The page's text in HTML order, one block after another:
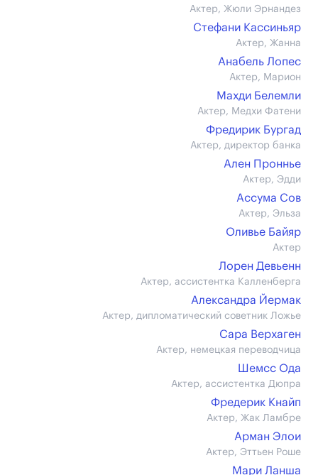
Актер, Жюли Эрнандез
Стефани Кассиньяр
Актер, Жанна
Анабель Лопес
Актер, Марион
Махди Белемли
Актер, Медхи Фатени
Фредирик Бургад
Актер, директор банка
Ален Проннье
Актер, Эдди
Ассума Сов
Актер, Эльза
Оливье Байяр
Актер
Лорен Девьенн
Актер, ассистентка Калленберга
Александра Йермак
Актер, дипломатический советник Ложье
Сара Верхаген
Актер, немецкая переводчица
Шемсс Ода
Актер, ассистентка Дюпра
Фредерик Кнайп
Актер, Жак Ламбре
Арман Элои
Актер, Эттьен Роше
Мари Ланша